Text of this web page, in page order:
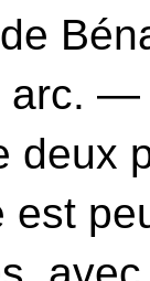
arc.
deux
est